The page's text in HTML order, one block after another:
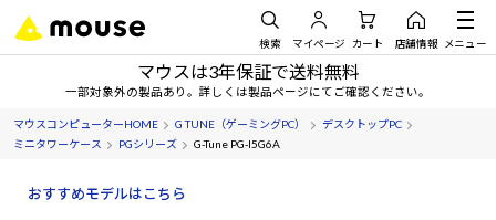
検索 マイページ カート 店舗情報 メニュー
マウスは3年保証で送料無料
一部対象外の製品あり。詳しくは製品ページにてご確認ください。
マウスコンピューターHOME G TUNE（ゲーミングPC）
デスクトップPC
ミニタワーケース
PGシリーズ G-Tune PG-I5G6A
おすすめモデルはこちら